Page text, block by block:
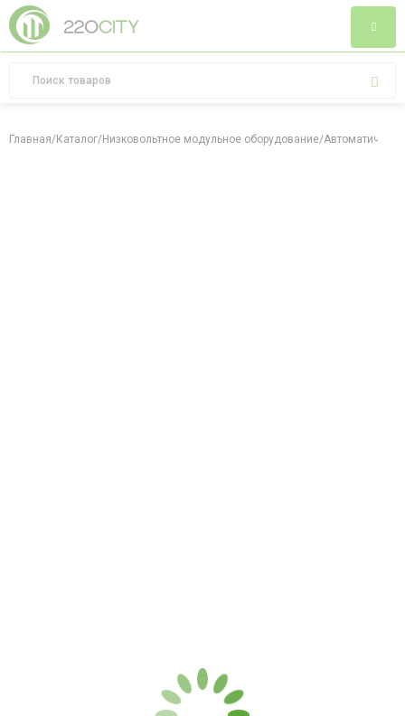
Главная/Каталог/Низковольтное модульное оборудование/